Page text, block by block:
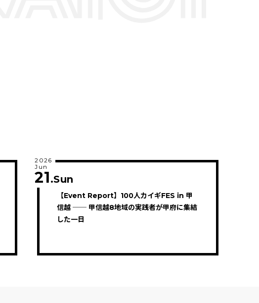
【Event Report】100人カイギFES in 甲
信越 ── 甲信越8地域の実践者が甲府に集結
した一日
2026
Jun
21.Sun